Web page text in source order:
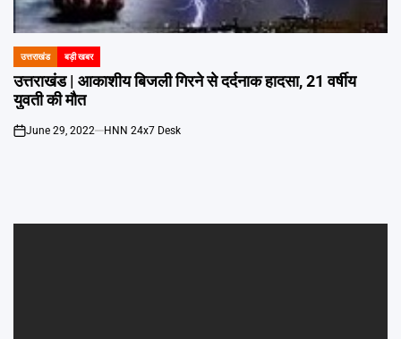
POSTED
IN
उत्तराखंड बड़ी खबर
उत्तराखंड | आकाशीय बिजली गिरने से दर्दनाक हादसा, 21 वर्षीय
युवती की मौत
on
June 29, 2022 HNN 24x7 Desk